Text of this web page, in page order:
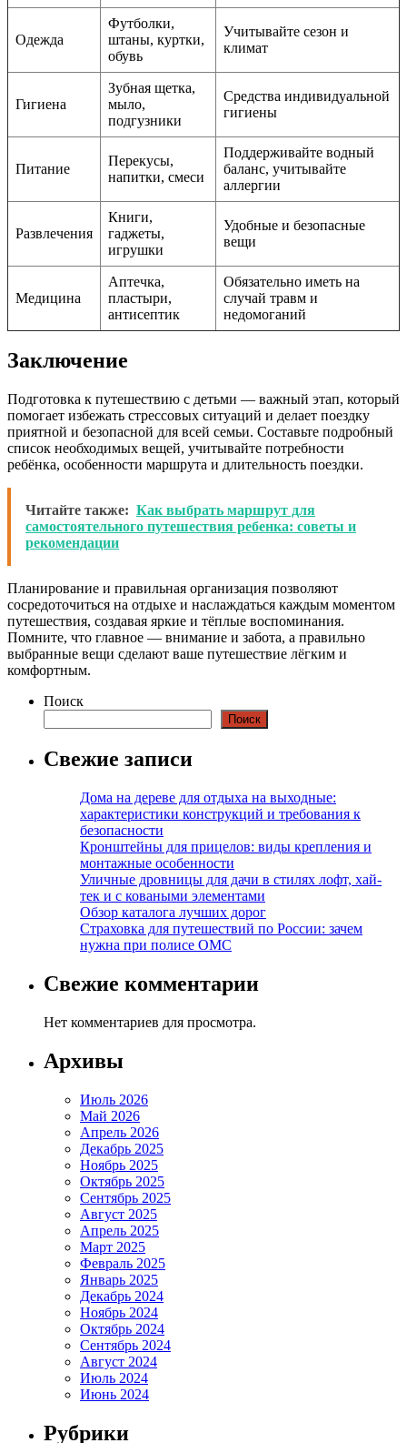
Одежда
Футболки,
штаны, куртки,
обувь
Учитывайте сезон и
климат
Гигиена
Зубная щетка,
мыло,
подгузники
Средства индивидуальной
гигиены
Питание
Перекусы,
напитки, смеси
Поддерживайте водный
баланс, учитывайте
аллергии
Развлечения
Книги,
гаджеты,
игрушки
Удобные и безопасные
вещи
Медицина
Аптечка,
пластыри,
антисептик
Обязательно иметь на
случай травм и
недомоганий
Заключение
Подготовка к путешествию с детьми — важный этап, который
помогает избежать стрессовых ситуаций и делает поездку
приятной и безопасной для всей семьи. Составьте подробный
список необходимых вещей, учитывайте потребности
ребёнка, особенности маршрута и длительность поездки.
Читайте также: Как выбрать маршрут для
самостоятельного путешествия ребенка: советы и
рекомендации
Планирование и правильная организация позволяют
сосредоточиться на отдыхе и наслаждаться каждым моментом
путешествия, создавая яркие и тёплые воспоминания.
Помните, что главное — внимание и забота, а правильно
выбранные вещи сделают ваше путешествие лёгким и
комфортным.
Поиск
Поиск
Свежие записи
Дома на дереве для отдыха на выходные:
характеристики конструкций и требования к
безопасности
Кронштейны для прицелов: виды крепления и
монтажные особенности
Уличные дровницы для дачи в стилях лофт, хай-
тек и с коваными элементами
Обзор каталога лучших дорог
Страховка для путешествий по России: зачем
нужна при полисе ОМС
Свежие комментарии
Нет комментариев для просмотра.
Архивы
Июль 2026
Май 2026
Апрель 2026
Декабрь 2025
Ноябрь 2025
Октябрь 2025
Сентябрь 2025
Август 2025
Апрель 2025
Март 2025
Февраль 2025
Январь 2025
Декабрь 2024
Ноябрь 2024
Октябрь 2024
Сентябрь 2024
Август 2024
Июль 2024
Июнь 2024
Рубрики